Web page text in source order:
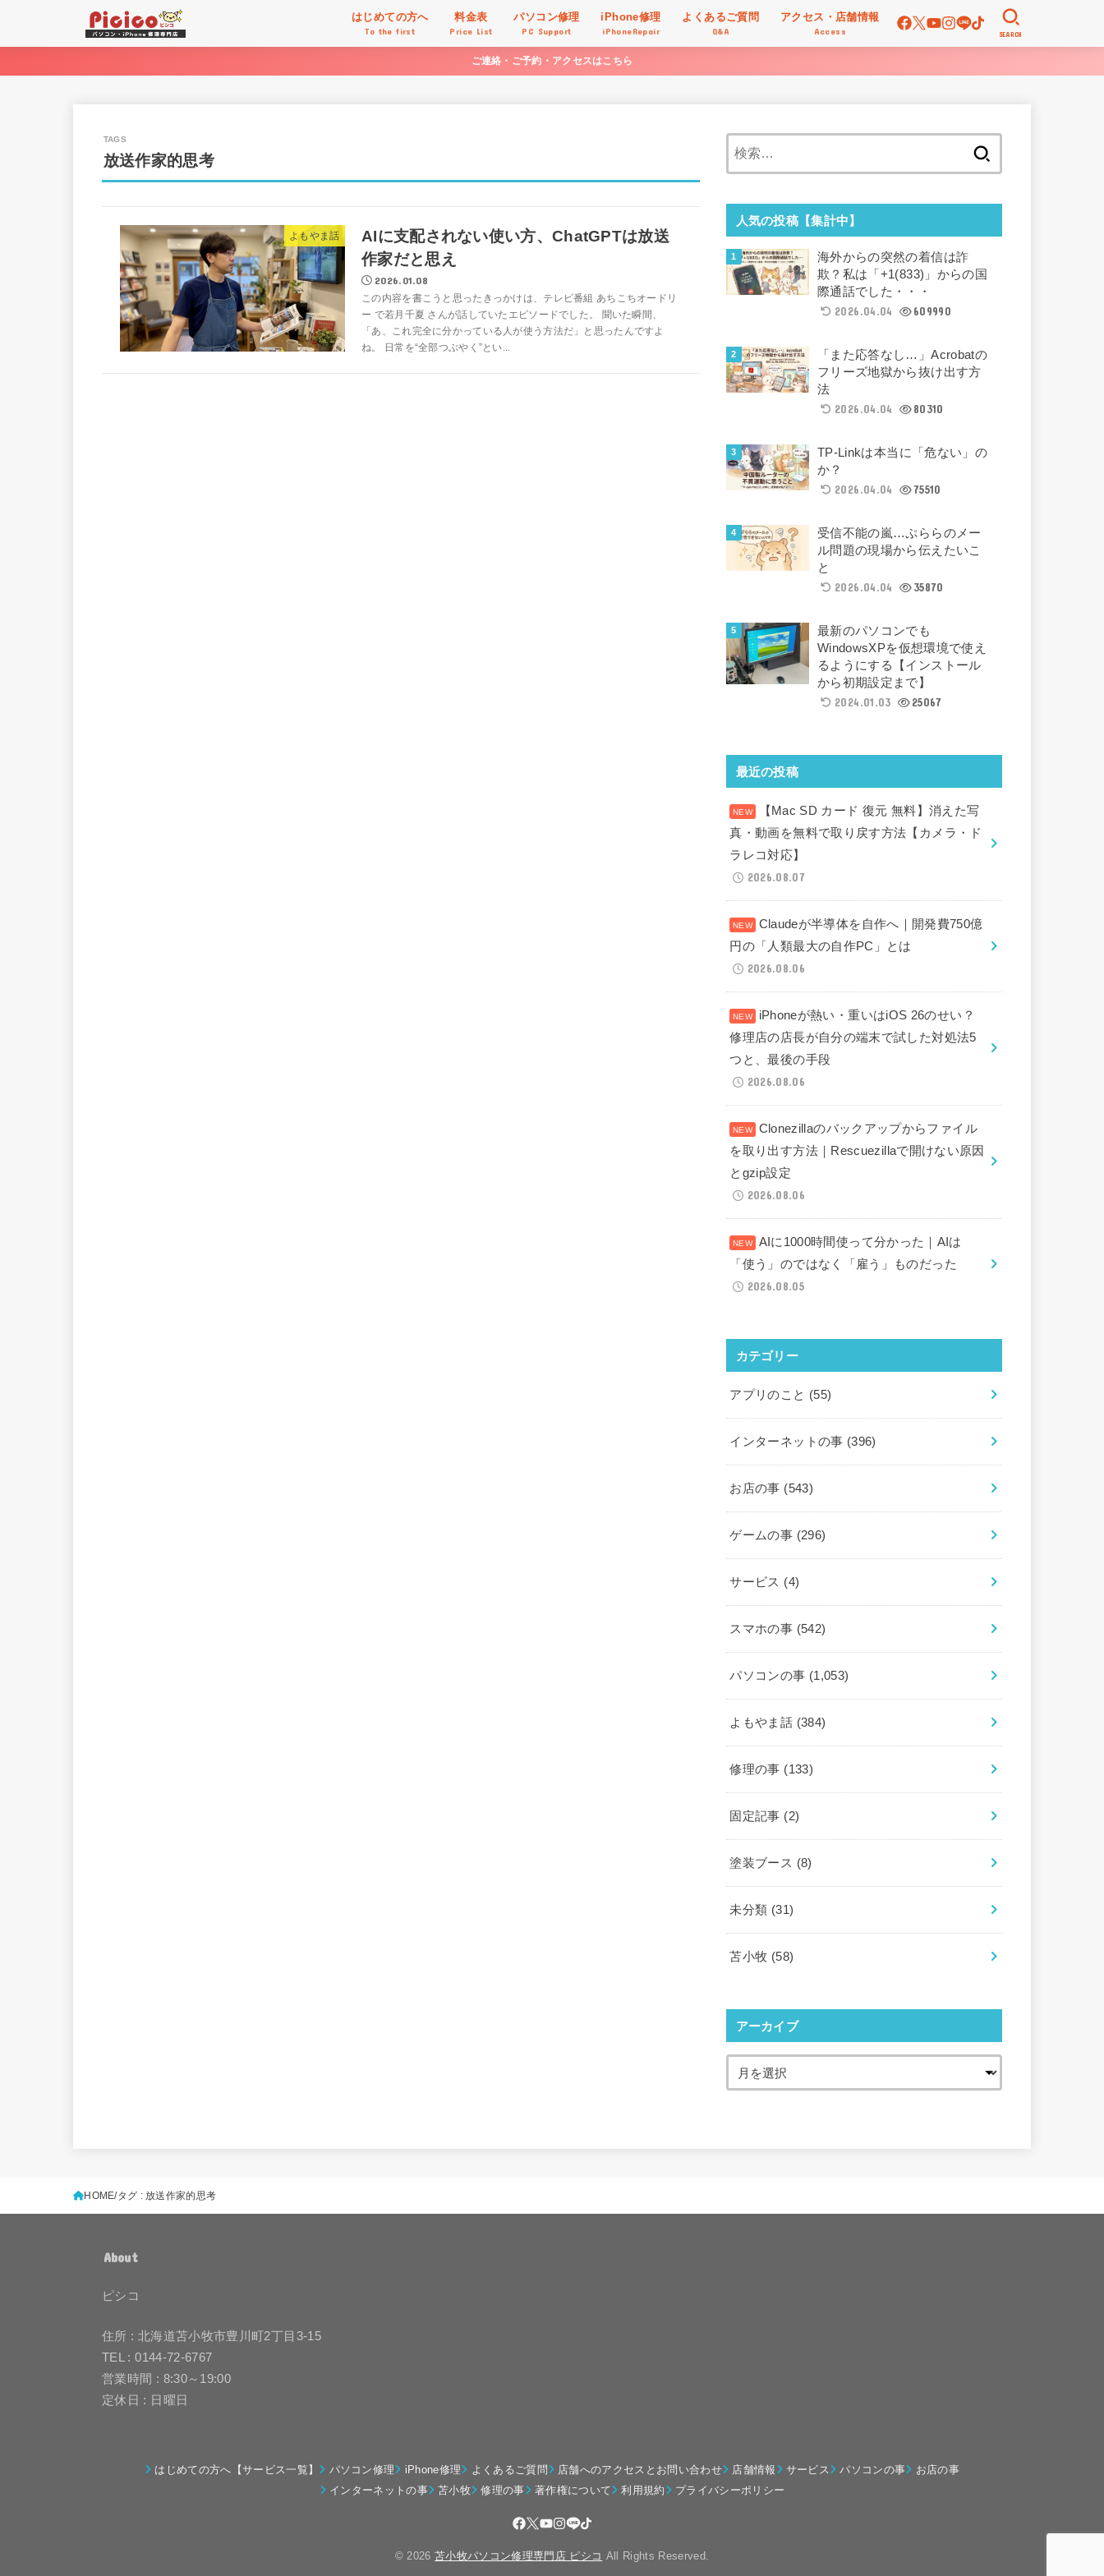
はじめての方へ
To the first
料金表
Price List
パソコン修理
PC Support
iPhone修理
iPhoneRepair
よくあるご質問
Q&A
アクセス・店舗情報
Access SEARCH
ご連絡・ご予約・アクセスはこちら
放送作家的思考
よもやま話
AIに支配されない使い方、ChatGPTは放送
作家だと思え
2026.01.08
この内容を書こうと思ったきっかけは、テレビ番組 あちこちオードリ
ー で若月千夏 さんが話していたエピソードでした。 聞いた瞬間、
「あ、これ完全に分かっている人が使う方法だ」と思ったんですよ
ね。 日常を“全部つぶやく”とい...
人気の投稿【集計中】
海外からの突然の着信は詐
欺？私は「+1(833)」からの国
際通話でした・・・
2026.04.04
609990
「また応答なし…」Acrobatの
フリーズ地獄から抜け出す方
法
2026.04.04
80310
TP-Linkは本当に「危ない」の
か？
2026.04.04
75510
受信不能の嵐…ぷららのメー
ル問題の現場から伝えたいこ
と
2026.04.04
35870
最新のパソコンでも
WindowsXPを仮想環境で使え
るようにする【インストール
から初期設定まで】
2024.01.03
25067
最近の投稿
【Mac SD カード 復元 無料】消えた写
真・動画を無料で取り戻す方法【カメラ・ド
ラレコ対応】
2026.08.07
Claudeが半導体を自作へ｜開発費750億
円の「人類最大の自作PC」とは
2026.08.06
iPhoneが熱い・重いはiOS 26のせい？
修理店の店長が自分の端末で試した対処法5
つと、最後の手段
2026.08.06
Clonezillaのバックアップからファイル
を取り出す方法｜Rescuezillaで開けない原因
とgzip設定
2026.08.06
AIに1000時間使って分かった｜AIは
「使う」のではなく「雇う」ものだった
2026.08.05
カテゴリー
アプリのこと (55)
インターネットの事 (396)
お店の事 (543)
ゲームの事 (296)
サービス (4)
スマホの事 (542)
パソコンの事 (1,053)
よもやま話 (384)
修理の事 (133)
固定記事 (2)
塗装ブース (8)
未分類 (31)
苫小牧 (58)
アーカイブ
HOME タグ : 放送作家的思考
About
ピシコ
住所 : 北海道苫小牧市豊川町2丁目3-15
TEL : 0144-72-6767
営業時間 : 8:30～19:00
定休日 : 日曜日
はじめての方へ【サービス一覧】 パソコン修理 iPhone修理 よくあるご質問 店舗へのアクセスとお問い合わせ 店舗情報 サービス パソコンの事
お店の事
インターネットの事
苫小牧 修理の事 著作権について 利用規約 プライバシーポリシー
© 2026苫小牧パソコン修理専門店 ピシコ All Rights Reserved.